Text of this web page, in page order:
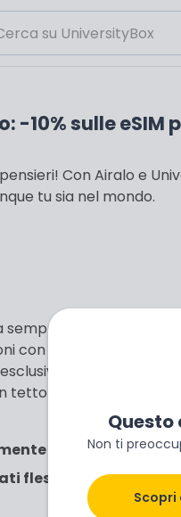
-10% sulle
Con Airalo e
tu sia nel mondo.
pronta? Non
con
potrai ottenere
tetto massimo di 14$ di
in oltre 200
flessibili
: locali,
Non ti
Scopri